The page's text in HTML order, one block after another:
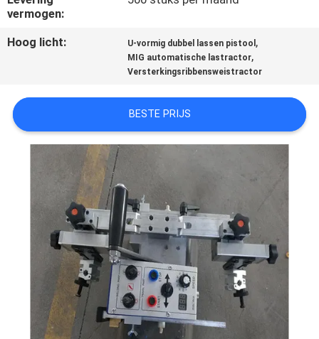
SITEMAP
PRIVACYBELEID
vermogen:
Hoog licht: U-vormig dubbel lassen pistool ,
MIG automatische lastractor,
Versterkingsribbensweistractor
BESTE PRIJS